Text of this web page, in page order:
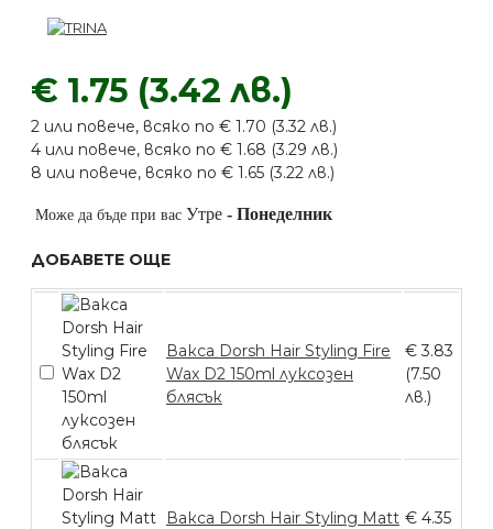
€ 1.75 (3.42 лв.)
2 или повече, всяко по € 1.70 (3.32 лв.)
4 или повече, всяко по € 1.68 (3.29 лв.)
8 или повече, всяко по € 1.65 (3.22 лв.)
Може да бъде при вас Утре - Понеделник
ДОБАВЕТЕ ОЩЕ
Вакса Dorsh Hair Styling Fire
Wax D2 150ml луксозен
блясък
€ 3.83
(7.50
лв.)
Вакса Dorsh Hair Styling Matt € 4.35